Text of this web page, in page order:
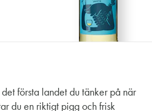
första landet du tänker på när
du en riktigt pigg och frisk